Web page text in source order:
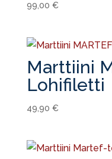
99,00 €
Marttiini
Lohifiletti
49,90 €